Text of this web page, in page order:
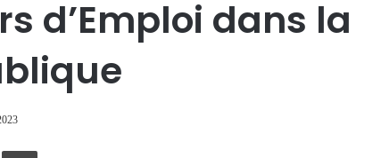
d’Emploi dans la
via Email Print